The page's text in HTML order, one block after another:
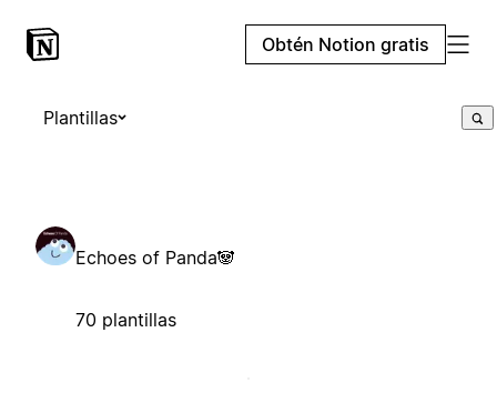
Obtén Notion gratis
Plantillas
Echoes of Panda🐼
70 plantillas